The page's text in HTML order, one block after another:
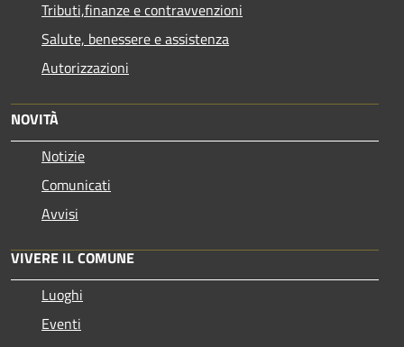
Tributi,finanze e contravvenzioni
Salute, benessere e assistenza
Autorizzazioni
NOVITÀ
Notizie
Comunicati
Avvisi
VIVERE IL COMUNE
Luoghi
Eventi